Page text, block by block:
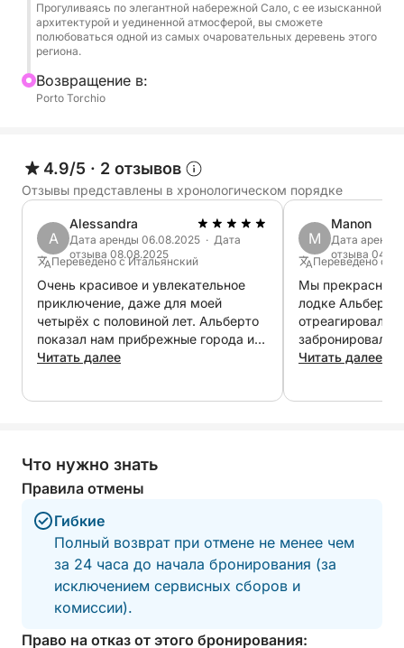
уголком с виллой XVI века и очаровательной
пристанью для яхт. Каждая остановка станет
возможностью полюбоваться неповторимой
красотой этих мест.
идеальный момент, чтобы окунуться и
насладиться спокойствием окружающего
пейзажа. На борту вас ждет достаточно воды,
чтобы освежиться, и стереосистема, где вы
сможете слушать любимую музыку во время
поездки, создавая идеальную атмосферу. Это
полноценный отдых, идеально подходящий для
тех, кто ищет расслабления, красоты и хочет
быстро познакомиться с чудесами озера Гарда.
Прогуливаясь по элегантной набережной Сало, с ее изысканной
архитектурой и уединенной атмосферой, вы сможете
полюбоваться одной из самых очаровательных деревень этого
региона.
Bозвращение в:
Porto Torchio
4.9/5 · 2 отзывов
Отзывы представлены в хронологическом порядке
A
Alessandra
Дата аренды 06.08.2025 · Дата
отзыва 08.08.2025
Переведено с Итальянский
Очень красивое и увлекательное
приключение, даже для моей
четырёх с половиной лет. Альберто
показал нам прибрежные города и
рассказал о некоторых местных
Читать далее
M
Manon
Дата
отзыва
Переведено с
Мы прекрасно
лодке
отреагировал,
забронировали
минуту.
Читать далее
Что нужно знать
Правила отмены
Гибкие
Полный возврат при отмене не менее чем
за 24 часа до начала бронирования (за
исключением сервисных сборов и
комиссии).
Право на отказ от этого бронирования: